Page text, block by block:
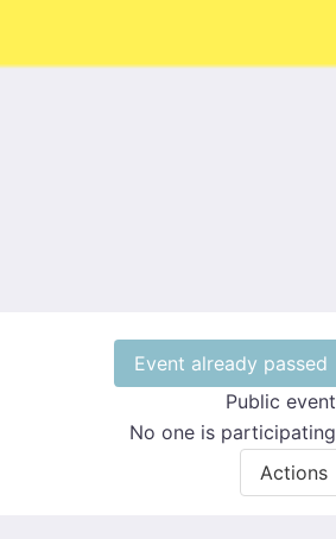
Event already passed
Public event
No one is participating
Actions